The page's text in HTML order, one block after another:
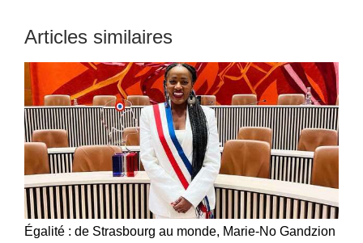
Articles similaires
Égalité : de Strasbourg au monde, Marie-No Gandzion